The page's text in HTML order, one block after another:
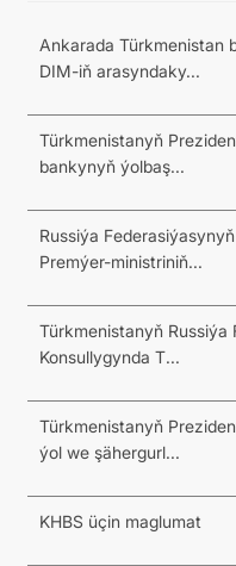
Ankarada Türkmenistan
DIM-iň arasyndaky...
Türkmenistanyň
bankynyň ýolbaş...
Russiýa
Premýer-ministriniň...
Türkmenistanyň
Konsullygynda T...
Türkmenistanyň
ýol we şähergurl...
KHBS üçin maglumat